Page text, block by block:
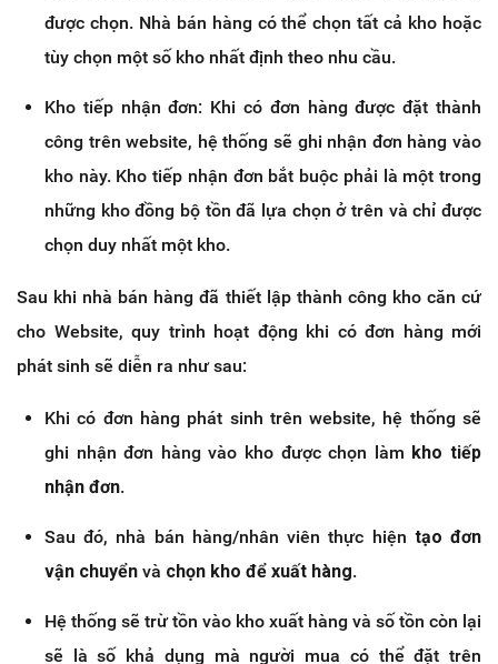
được chọn. Nhà bán hàng có thể chọn tất cả kho hoặc
tùy chọn một số kho nhất định theo nhu cầu.
Kho tiếp nhận đơn: Khi có đơn hàng được đặt thành
công trên website, hệ thống sẽ ghi nhận đơn hàng vào
kho này. Kho tiếp nhận đơn bắt buộc phải là một trong
những kho đồng bộ tồn đã lựa chọn ở trên và chỉ được
chọn duy nhất một kho.
Sau khi nhà bán hàng đã thiết lập thành công kho căn cứ
cho Website, quy trình hoạt động khi có đơn hàng mới
phát sinh sẽ diễn ra như sau:
Khi có đơn hàng phát sinh trên website, hệ thống sẽ
ghi nhận đơn hàng vào kho được chọn làm kho tiếp
nhận đơn.
Sau đó, nhà bán hàng/nhân viên thực hiện tạo đơn
vận chuyển và chọn kho để xuất hàng.
Hệ thống sẽ trừ tồn vào kho xuất hàng và số tồn còn lại
sẽ là số khả dụng mà người mua có thể đặt trên